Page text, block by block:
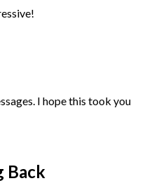
I hope this took you
Back